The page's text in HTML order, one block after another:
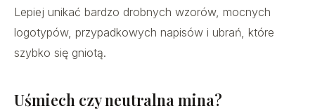
Lepiej unikać bardzo drobnych wzorów, mocnych
logotypów, przypadkowych napisów i ubrań, które
szybko się gniotą.
Uśmiech czy neutralna mina?